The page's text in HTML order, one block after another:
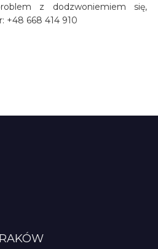
z dodzwoniemiem się,
+48 668 414 910